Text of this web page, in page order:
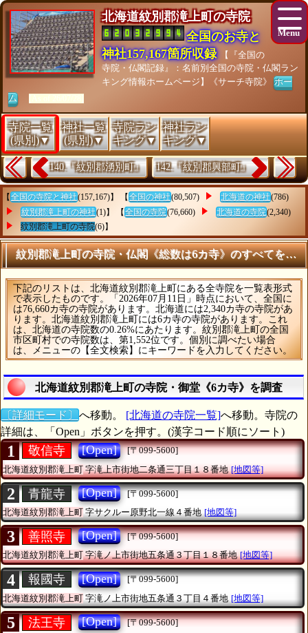
北海道紋別郡滝上町の寺院
全国のお寺と
神社157,167箇所収録
【『全国の
寺院・仏閣記録』：名前別全国の寺院・仏閣ラン
キング情報ホームページ】《サーチ寺院》ホー
ム
[As of 26/07/28]
寺院一覧
(県別)▼
神社一覧
(県別)▼
寺院ラン
キング▼
神社ラン
キング▼
140.『紋別郡湧別町』 142.『紋別郡興部町』
【 全国の寺院と神社(157,167)】 【 全国の神社(80,507) 北海道の神社(786)
紋別郡滝上町の神社(1)】 【 全国の寺院(76,660) 北海道の寺院(2,340)
紋別郡滝上町の寺院(6)】
紋別郡滝上町の寺院・仏閣《総数は6カ寺》のすべてを調査
下記のリストは、北海道紋別郡滝上町にある全寺院を一覧表形式
で表示したものです。「2026年07月11日」時点において、全国に
は76,660カ寺の寺院があります。北海道には2,340カ寺の寺院があ
ります。北海道紋別郡滝上町には6カ寺の寺院があります。これ
は、北海道の寺院数の0.26%にあたります。紋別郡滝上町の全国
市区町村での寺院数は、第1,552位です。個別に調べたい場合
は、メニューの【全文検索】にキーワードを入力してください。
北海道紋別郡滝上町の寺院・御堂《6カ寺》を調査
〔詳細モード〕 へ移動。 [北海道の寺院一覧]へ移動。寺院の
詳細は、「Open」ボタンを押す。(漢字コード順にソート)
1 敬信寺 [Open]
[〒099-5600]
北海道紋別郡滝上町字滝上市街地二条通三丁目１８番地 [地図等]
2 青龍寺 [Open]
[〒099-5600]
北海道紋別郡滝上町字サクルー原野北一線４番地 [地図等]
3 善照寺 [Open]
[〒099-5600]
北海道紋別郡滝上町字滝ノ上市街地五条通３丁目１８番地 [地図等]
4 報國寺 [Open]
[〒099-5600]
北海道紋別郡滝上町 字滝ノ上市街地五条通３丁目４番地 [地図等]
5 法王寺 [Open]
[〒099-5600]